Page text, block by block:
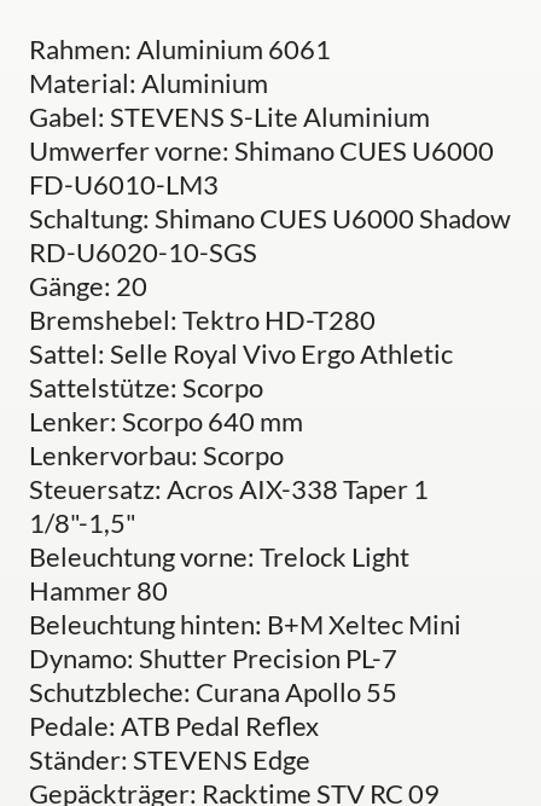
Rahmen: Aluminium 6061
Material: Aluminium
Gabel: STEVENS S-Lite Aluminium
Umwerfer vorne: Shimano CUES U6000
FD-U6010-LM3
Schaltung: Shimano CUES U6000 Shadow
RD-U6020-10-SGS
Gänge: 20
Bremshebel: Tektro HD-T280
Sattel: Selle Royal Vivo Ergo Athletic
Sattelstütze: Scorpo
Lenker: Scorpo 640 mm
Lenkervorbau: Scorpo
Steuersatz: Acros AIX-338 Taper 1
1/8"-1,5"
Beleuchtung vorne: Trelock Light
Hammer 80
Beleuchtung hinten: B+M Xeltec Mini
Dynamo: Shutter Precision PL-7
Schutzbleche: Curana Apollo 55
Pedale: ATB Pedal Reflex
Ständer: STEVENS Edge
Gepäckträger: Racktime STV RC 09